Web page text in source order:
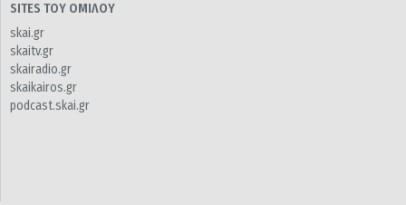
SITES ΤΟΥ ΟΜΙΛΟΥ
skai.gr
skaitv.gr
skairadio.gr
skaikairos.gr
podcast.skai.gr